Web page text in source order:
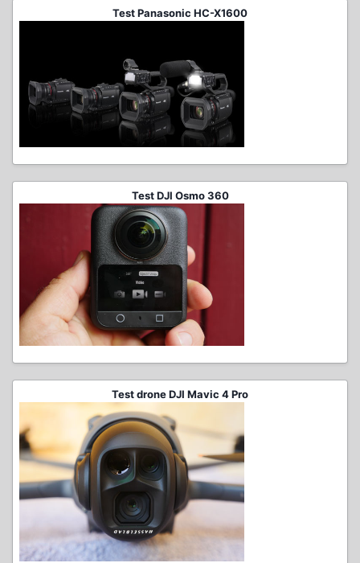
Test Panasonic HC-X1600
Test DJI Osmo 360
Test drone DJI Mavic 4 Pro